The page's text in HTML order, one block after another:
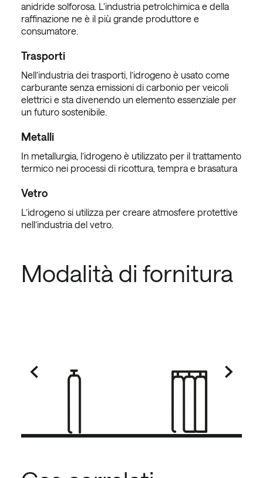
anidride solforosa. L’industria petrolchimica e della
raffinazione ne è il più grande produttore e
consumatore.
Trasporti
Nell’industria dei trasporti, l’idrogeno è usato come
carburante senza emissioni di carbonio per veicoli
elettrici e sta divenendo un elemento essenziale per
un futuro sostenibile.
Metalli
In metallurgia, l’idrogeno è utilizzato per il trattamento
termico nei processi di ricottura, tempra e brasatura
Vetro
L’idrogeno si utilizza per creare atmosfere protettive
nell’industria del vetro.
Modalità di fornitura